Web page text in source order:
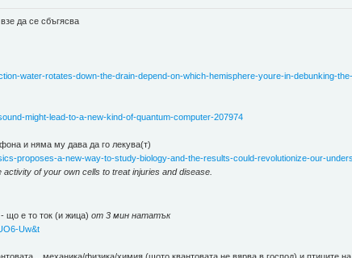
да се сбъгясва
water-rotates-down-the-drain-depend-on-which-hemisphere-youre-in-debunking-
might-lead-to-a-new-kind-of-quantum-computer-207974
и няма му дава да го лекува(т)
proposes-a-new-way-to-study-biology-and-the-results-could-revolutionize-our-
of your own cells to treat injuries and disease.
що е то ток (и жица)от 3 мин нататък
Uw&t